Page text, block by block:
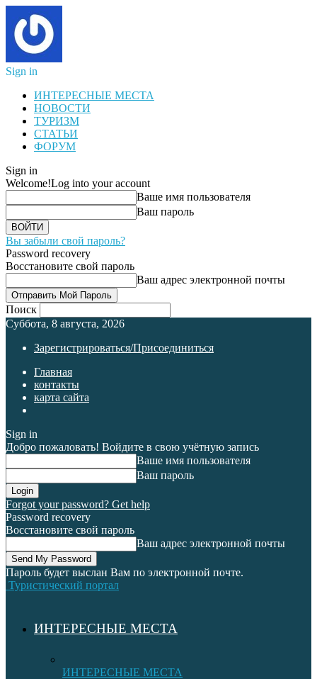
Sign in
ИНТЕРЕСНЫЕ МЕСТА
НОВОСТИ
ТУРИЗМ
СТАТЬИ
ФОРУМ
Sign in
Welcome!Log into your account
Ваше имя пользователя
Ваш пароль
Вы забыли свой пароль?
Password recovery
Восстановите свой пароль
Ваш адрес электронной почты
Поиск
Суббота, 8 августа, 2026
Зарегистрироваться/Присоединиться
Главная
контакты
карта сайта
Sign in
Добро пожаловать! Войдите в свою учётную запись
Ваше имя пользователя
Ваш пароль
Forgot your password? Get help
Password recovery
Восстановите свой пароль
Ваш адрес электронной почты
Пароль будет выслан Вам по электронной почте.
Туристический портал
ИНТЕРЕСНЫЕ МЕСТА
ИНТЕРЕСНЫЕ МЕСТА